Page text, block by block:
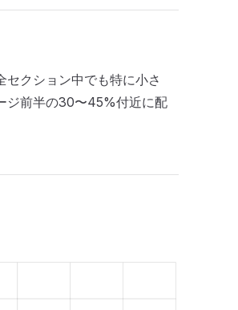
セクション中でも特に小さ
ジ前半の30〜45%付近に配